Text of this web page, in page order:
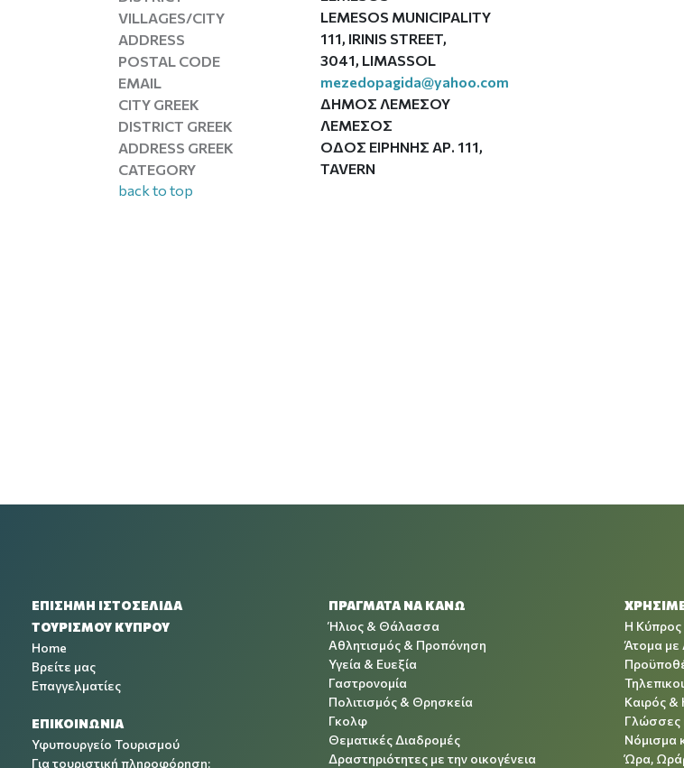
VILLAGES/CITY
LEMESOS MUNICIPALITY
ADDRESS
111, IRINIS STREET,
POSTAL CODE
3041, LIMASSOL
EMAIL
mezedopagida@yahoo.com
CITY GREEK
ΔΗΜΟΣ ΛΕΜΕΣΟΥ
DISTRICT GREEK
ΛΕΜΕΣΟΣ
ADDRESS GREEK
ΟΔΟΣ ΕΙΡΗΝΗΣ ΑΡ. 111,
CATEGORY
TAVERN
back to top
ΕΠΙΣΗΜΗ ΙΣΤΟΣΕΛΙΔΑ
ΤΟΥΡΙΣΜΟΥ ΚΥΠΡΟΥ
Home
Βρείτε μας
Επαγγελματίες
ΕΠΙΚΟΙΝΩΝΙΑ
Υφυπουργείο Τουρισμού
Για τουριστική πληροφόρηση:
ΠΡΑΓΜΑΤΑ ΝΑ ΚΑΝΩ
Ήλιος & Θάλασσα
Αθλητισμός & Προπόνηση
Υγεία & Ευεξία
Γαστρονομία
Πολιτισμός & Θρησκεία
Γκολφ
Θεματικές Διαδρομές
Δραστηριότητες με την οικογένεια
Η Κύπρος
Άτομα με
Καιρός &
Γλώσσες
Νόμισμα
Ώρα,